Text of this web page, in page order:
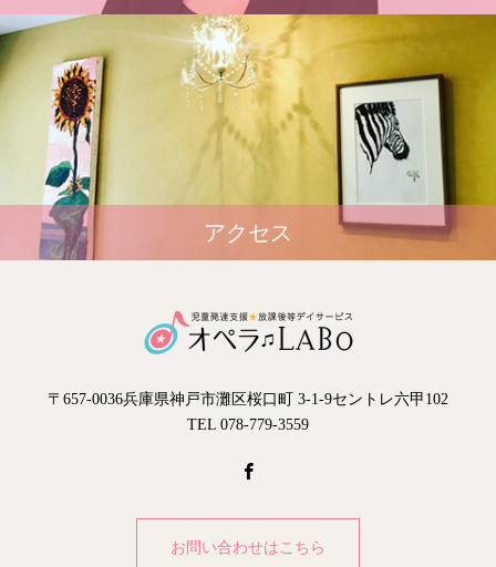
アクセス
〒657-0036兵庫県神戸市灘区桜口町 3-1-9セントレ六甲102
TEL 078-779-3559
お問い合わせはこちら